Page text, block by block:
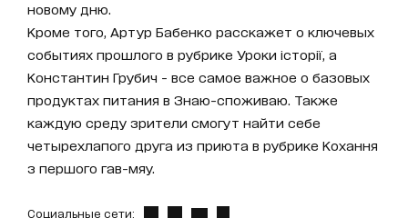
новому дню.
Кроме того, Артур Бабенко расскажет о ключевых
событиях прошлого в рубрике Уроки історії, а
Константин Грубич - все самое важное о базовых
продуктах питания в Знаю-споживаю. Также
каждую среду зрители смогут найти себе
четырехлапого друга из приюта в рубрике Кохання
з першого гав-мяу.
Социальные сети: